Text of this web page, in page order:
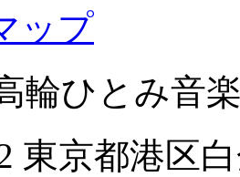
ップ
輪ひとみ音
東京都港区